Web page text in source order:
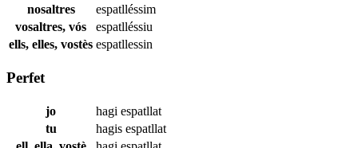
nosaltres
espatlléssim
vosaltres, vós
espatlléssiu
ells, elles, vostès espatllessin
Perfet
jo hagi espatllat
tu
hagis espatllat